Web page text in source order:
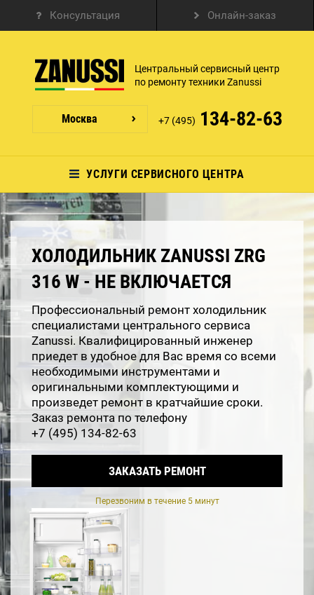
Консультация Онлайн-заказ
Центральный сервисный центр
по ремонту техники Zanussi
Москва +7 (495) 134-82-63
УСЛУГИ СЕРВИСНОГО ЦЕНТРА
ХОЛОДИЛЬНИК ZANUSSI ZRG
316 W - НЕ ВКЛЮЧАЕТСЯ
Профессиональный ремонт холодильник
специалистами центрального сервиса
Zanussi. Квалифицированный инженер
приедет в удобное для Вас время со всеми
необходимыми инструментами и
оригинальными комплектующими и
произведет ремонт в кратчайшие сроки.
Заказ ремонта по телефону
+7 (495) 134-82-63
ЗАКАЗАТЬ РЕМОНТ
Перезвоним в течение 5 минут